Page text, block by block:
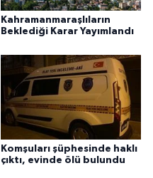
Kahramanmaraşlıların
Beklediği Karar Yayımlandı
Komşuları şüphesinde haklı
çıktı, evinde ölü bulundu